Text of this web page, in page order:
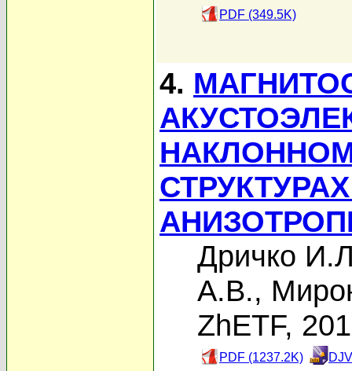
PDF (349.5K)
4.
Дричко
А.В.,
ZhETF,
PDF (1237.2K)